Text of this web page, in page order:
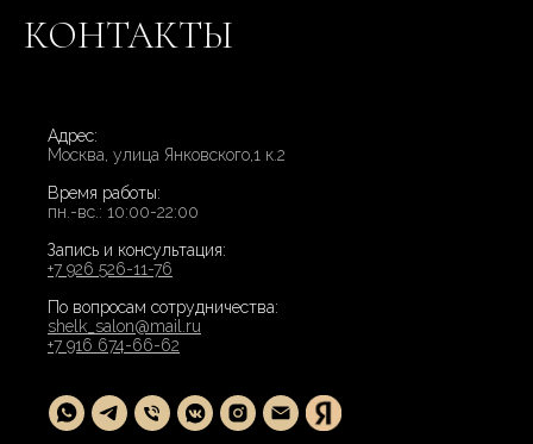
КОНТАКТЫ
Адрес:
Москва, улица Янковского,1 к.2
Время работы:
пн.-вс.: 10:00-22:00
Запись и консультация:
+7 926 526-11-76
По вопросам сотрудничества:
shelk_salon@mail.ru
+7 916 674-66-62